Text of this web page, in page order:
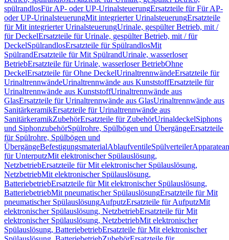
spülrandlosFür AP- oder UP-UrinalsteuerungErsatzteile für Für AP-
oder UP-UrinalsteuerungMit integrierter UrinalsteuerungErsatzteile
für Mit integrierter UrinalsteuerungUrinale, gespülter Betrieb, mit /
für DeckelErsatzteile für Urinale, gespülter Betrieb, mit / für
DeckelSpülrandlosErsatzteile für SpülrandlosMit
SpülrandErsatzteile für Mit SpülrandUrinale, wasserloser
BetriebErsatzteile für Urinale, wasserloser BetriebOhne
DeckelErsatzteile für Ohne DeckelUrinaltrennwändeErsatzteile für
UrinaltrennwändeUrinaltrennwände aus KunststoffErsatzteile für
Urinaltrennwände aus KunststoffUrinaltrennwände aus
GlasErsatzteile für Urinaltrennwände aus GlasUrinaltrennwände aus
SanitärkeramikErsatzteile für Urinaltrennwände aus
SanitärkeramikZubehörErsatzteile für ZubehörUrinaldeckelSiphons
und SiphonzubehörSpülrohre, Spülbögen und ÜbergängeErsatzteile
für Spülrohre, Spülbögen und
ÜbergängeBefestigungsmaterialAblaufventileSpülverteiler
für UnterputzMit elektronischer Spülauslösung,
NetzbetriebErsatzteile für Mit elektronischer Spülauslösung,
NetzbetriebMit elektronischer Spülauslösung,
BatteriebetriebErsatzteile für Mit elektronischer Spülauslösung,
BatteriebetriebMit pneumatischer SpülauslösungErsatzteile für Mit
pneumatischer SpülauslösungAufputzErsatzteile für AufputzMit
elektronischer Spülauslösung, NetzbetriebErsatzteile für Mit
elektronischer Spülauslösung, NetzbetriebMit elektronischer
Spülauslösung, BatteriebetriebErsatzteile für Mit elektronischer